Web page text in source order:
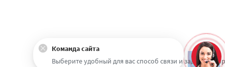
Наверх
Команда сайта
Выберите удобный для вас способ связи и задайте